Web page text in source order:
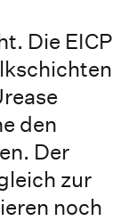
Die EICP
den
Der
zur
noch